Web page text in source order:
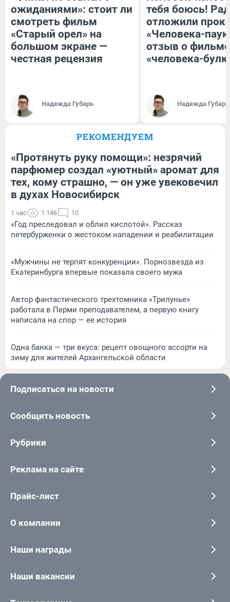
ожиданиями»: стоит ли
смотреть фильм
«Старый орел» на
большом экране —
честная рецензия
Надежда Губарь
тебя боюсь!
отложили
«Человека-
отзыв о
«человека-
Надежда Губарь
РЕКОМЕНДУЕМ
«Протянуть руку помощи»: незрячий
парфюмер создал «уютный» аромат для
тех, кому страшно, — он уже увековечил
в духах Новосибирск
1 час 1 146 10
«Год преследовал и облил кислотой». Рассказ
петербурженки о жестоком нападении и реабилитации
«Мужчины не терпят конкуренции». Порнозвезда из
Екатеринбурга впервые показала своего мужа
Автор фантастического трехтомника «Трилунье»
работала в Перми преподавателем, а первую книгу
написала на спор — ее история
Одна банка — три вкуса: рецепт овощного ассорти на
зиму для жителей Архангельской области
Подписаться на новости
Сообщить новость
Рубрики
Реклама на сайте
Прайс-лист
О компании
Наши награды
Наши вакансии